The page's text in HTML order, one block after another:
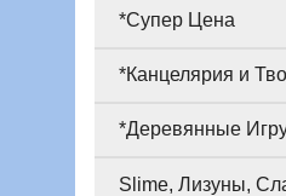
*Супер Цена
*Канцелярия и
*Деревянные
Slime, Лизуны,